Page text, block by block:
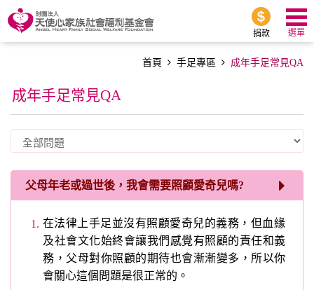
選單
捐款
首頁 手足專區 成年手足常見QA
成年手足常見QA
父母年老或過世後，我會需要照顧愛奇兒嗎?
在法律上手足並沒有照顧愛奇兒的義務，但血緣
及社會文化始終會讓我們感覺有照顧的責任和義
務，父母對你照顧的期待也會漸漸變多，所以你
會關心這個問題是很正常的。